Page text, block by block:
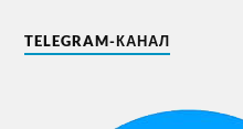
TELEGRAM-КАНАЛ